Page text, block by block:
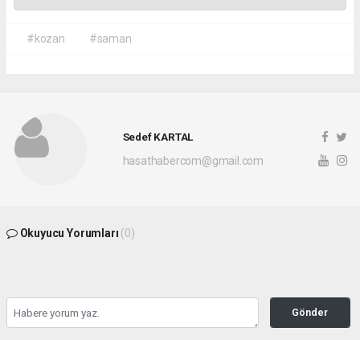
#kozan #saman
Sedef KARTAL
hasathabercom@gmail.com
Okuyucu Yorumları (0)
Gönder